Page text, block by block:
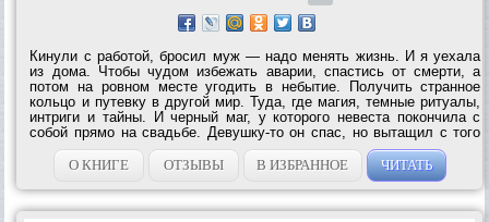
Кинули с работой, бросил муж — надо менять жизнь. И я уехала
из дома. Чтобы чудом избежать аварии, спастись от смерти, а
потом на ровном месте угодить в небытие. Получить странное
кольцо и путевку в другой мир. Туда, где магия, темные ритуалы,
интриги и тайны. И черный маг, у которого невеста покончила с
собой прямо на свадьбе. Девушку-то он спас, но вытащил с того
света не ее, а меня. Теперь я Черная невеста. У меня мрачный,
нелюдимый муж...
О КНИГЕ ОТЗЫВЫ В ИЗБРАННОЕ ЧИТАТЬ